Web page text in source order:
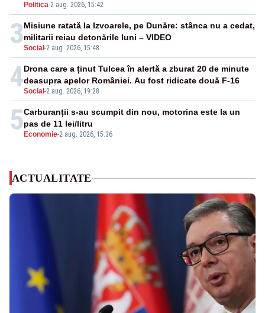
Politica-2 aug. 2026, 15:42
3Social -2 aug. 2026, 15:48
Misiune ratată la Izvoarele, pe Dunăre: stânca nu a cedat,
militarii reiau detonările luni – VIDEO
4Social -2 aug. 2026, 19:28
Drona care a ținut Tulcea în alertă a zburat 20 de minute
deasupra apelor României. Au fost ridicate două F-16
5 Economie-2 aug. 2026, 15:36
Carburanții s-au scumpit din nou, motorina este la un
pas de 11 lei/litru
ACTUALITATE